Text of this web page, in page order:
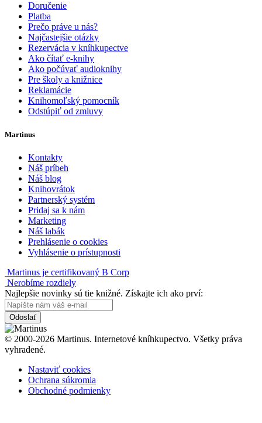
Doručenie
Platba
Prečo práve u nás?
Najčastejšie otázky
Rezervácia v kníhkupectve
Ako čítať e-knihy
Ako počúvať audioknihy
Pre školy a knižnice
Reklamácie
Knihomoľský pomocník
Odstúpiť od zmluvy
Martinus
Kontakty
Náš príbeh
Náš blog
Knihovrátok
Partnerský systém
Pridaj sa k nám
Marketing
Náš labák
Prehlásenie o cookies
Vyhlásenie o prístupnosti
Martinus je certifikovaný B Corp
Nerobíme rozdiely
Najlepšie novinky sú tie knižné. Získajte ich ako prví:
Odoslať
© 2000-2026 Martinus. Internetové kníhkupectvo. Všetky práva
vyhradené.
Nastaviť cookies
Ochrana súkromia
Obchodné podmienky